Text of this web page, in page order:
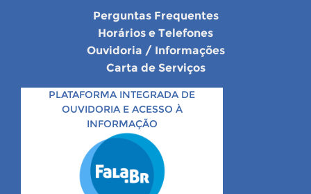
Perguntas Frequentes
Horários e Telefones
Ouvidoria / Informações
Carta de Serviços
PLATAFORMA INTEGRADA DE
OUVIDORIA E ACESSO À
INFORMAÇÃO